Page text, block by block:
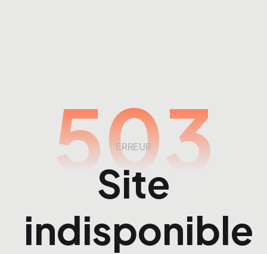
503
ERREUR
Site
indisponible